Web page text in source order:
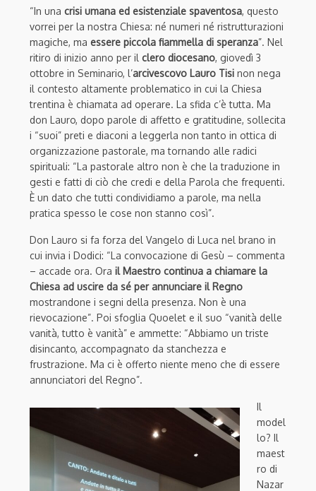
“In una crisi umana ed esistenziale spaventosa, questo
vorrei per la nostra Chiesa: né numeri né ristrutturazioni
magiche, ma essere piccola fiammella di speranza”. Nel
ritiro di inizio anno per il clero diocesano, giovedì 3
ottobre in Seminario, l’arcivescovo Lauro Tisi non nega
il contesto altamente problematico in cui la Chiesa
trentina è chiamata ad operare. La sfida c’è tutta. Ma
don Lauro, dopo parole di affetto e gratitudine, sollecita
i “suoi” preti e diaconi a leggerla non tanto in ottica di
organizzazione pastorale, ma tornando alle radici
spirituali: “La pastorale altro non è che la traduzione in
gesti e fatti di ciò che credi e della Parola che frequenti.
È un dato che tutti condividiamo a parole, ma nella
pratica spesso le cose non stanno così”.
Don Lauro si fa forza del Vangelo di Luca nel brano in
cui invia i Dodici: “La convocazione di Gesù – commenta
– accade ora. Ora il Maestro continua a chiamare la
Chiesa ad uscire da sé per annunciare il Regno
mostrandone i segni della presenza. Non è una
rievocazione”. Poi sfoglia Quoelet e il suo “vanità delle
vanità, tutto è vanità” e ammette: “Abbiamo un triste
disincanto, accompagnato da stanchezza e
frustrazione. Ma ci è offerto niente meno che di essere
annunciatori del Regno”.
Il
model
lo? Il
maest
ro di
Nazar